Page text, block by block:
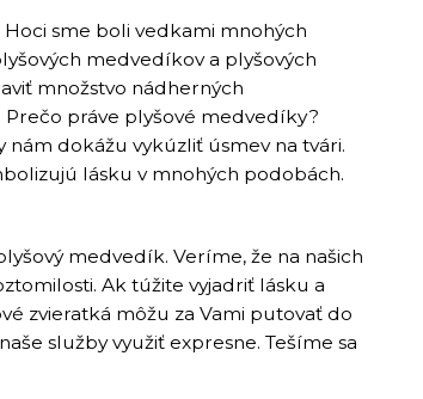
sme boli vedkami mnohých
medvedíkov a plyšových
množstvo nádherných
Prečo práve plyšové medvedíky?
dokážu vykúzliť úsmev na tvári.
lásku v mnohých podobách.
medvedík. Veríme, že na našich
Ak túžite vyjadriť lásku a
zvieratká môžu za Vami putovať do
služby využiť expresne. Tešíme sa